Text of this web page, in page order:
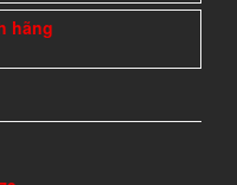
hãng